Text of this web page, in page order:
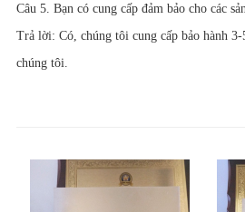
Câu 5. Bạn có cung cấp đảm bảo cho các
Trả lời: Có, chúng tôi cung cấp bảo hành 3-
chúng tôi.